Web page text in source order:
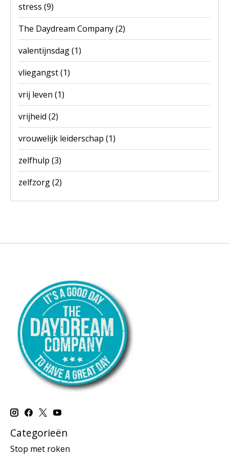
stress (9)
The Daydream Company(2)
valentijnsdag(1)
vliegangst(1)
vrij leven (1)
vrijheid (2)
vrouwelijk leiderschap (1)
zelfhulp (3)
zelfzorg(2)
Categorieën
Stop met roken